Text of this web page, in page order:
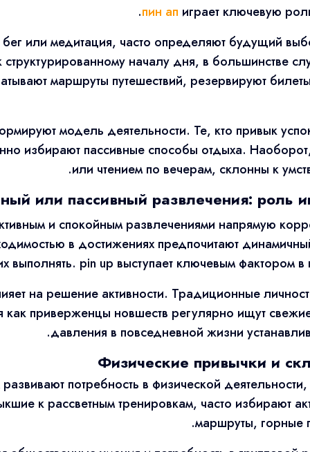
пин ап играет ключевую
или медитация, часто определяют будущий
началу дня, в большинстве
маршруты путешествий, резервируют
модель деятельности. Те, кто привык
избирают пассивные способы отдыха.
или чтением по вечерам, склонны к
или пассивный развлечения: роль
и спокойным развлечениями напрямую
в достижениях предпочитают
выполнять. pin up выступает ключевым фактором в
на решение активности. Традиционные
как приверженцы новшеств регулярно ищут
давления в повседневной жизни
Физические привычки и
потребность в физической
к рассветным тренировкам, часто избирают
маршруты, горные